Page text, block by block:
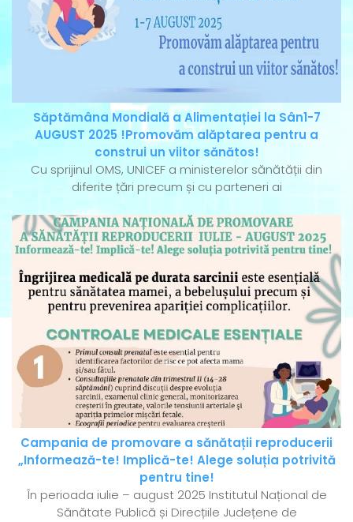
Săptămâna Mondială a Alimentației la Sân1-7
AUGUST 2025 !Promovăm alăptarea pentru a
construi un viitor sănătos!
Cu sprijinul OMS, UNICEF a ministerelor sănătății din
diferite țări precum și cu parteneri ai
Campania de promovare a sănătații reproducerii
„Informează-te! Implică-te! Alege soluția potrivită
pentru tine!
În perioada iulie – august 2025 Institutul Național de
Sănătate Publică și Direcțiile Județene de